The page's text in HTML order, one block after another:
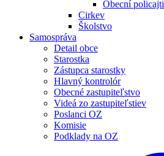
Obecní policajti
Cirkev
Školstvo
Samospráva
Detail obce
Starostka
Zástupca starostky
Hlavný kontrolór
Obecné zastupiteľstvo
Videá zo zastupiteľstiev
Poslanci OZ
Komisie
Podklady na OZ